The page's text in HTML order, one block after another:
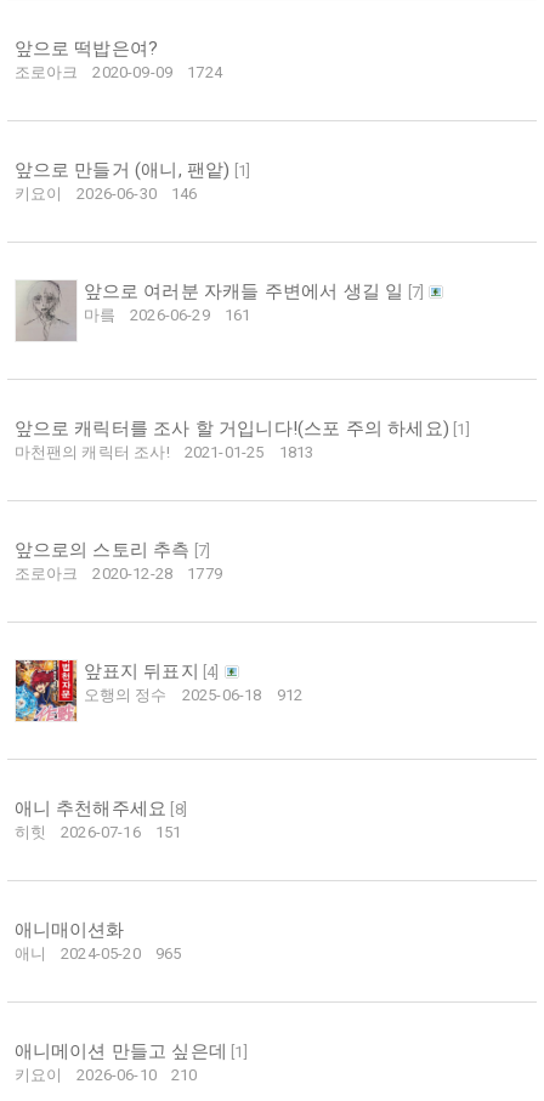
앞으로 떡밥은여?
조로아크 2020-09-09 1724
앞으로 만들거 (애니, 팬앝) 1
키요이
2026-06-30 146
앞으로 여러분 자캐들 주변에서 생길 일 7]
마릌
2026-06-29 161
앞으로 캐릭터를 조사 할 거입니다!(스포 주의 하세요) 1
마천팬의 캐릭터 조사!
2021-01-25 1813
앞으로의 스토리 추측 7
조로아크
2020-12-28 1779
앞표지 뒤표지 4]
오행의 정수
2025-06-18 912
애니 추천해주세요 8]
히힛
2026-07-16 151
애니매이션화
애니 2024-05-20 965
애니메이션 만들고 싶은데 1
키요이
2026-06-10 210